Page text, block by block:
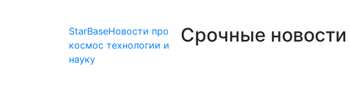
StarBaseНовости про
космос технологии и
науку
Срочные новости